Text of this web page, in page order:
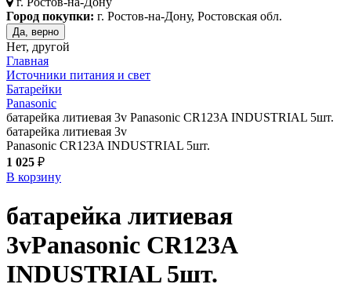
Город покупки: г. Ростов-на-Дону, Ростовская обл.
Да, верно
Нет, другой
Главная
Источники питания и свет
Батарейки
Panasonic
батарейка литиевая 3v Panasonic CR123A INDUSTRIAL 5шт.
батарейка литиевая 3v
Panasonic CR123A INDUSTRIAL 5шт.
1 025 ₽
В корзину
батарейка литиевая
3vPanasonic CR123A
INDUSTRIAL 5шт.